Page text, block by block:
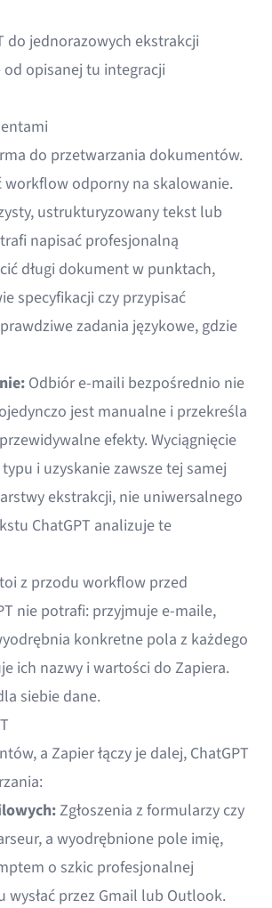
do jednorazowych ekstrakcji
opisanej tu integracji
do przetwarzania dokumentów.
odporny na skalowanie.
ustrukturyzowany tekst lub
napisać profesjonalną
długi dokument w punktach,
specyfikacji czy przypisać
zadania językowe, gdzie
Odbiór e-maili bezpośrednio nie
jest manualne i przekreśla
efekty. Wyciągnięcie
i uzyskanie zawsze tej samej
ekstrakcji, nie uniwersalnego
ChatGPT analizuje te
z przodu workflow przed
nie potrafi: przyjmuje e-maile,
konkretne pola z każdego
ich nazwy i wartości do Zapiera.
siebie dane.
a Zapier łączy je dalej, ChatGPT
Zgłoszenia z formularzy czy
a wyodrębnione pole imię,
o szkic profesjonalnej
przez Gmail lub Outlook.